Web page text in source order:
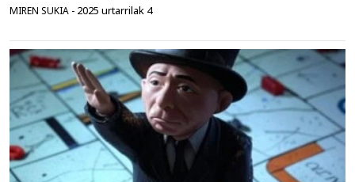
MIREN SUKIA - 2025 urtarrilak 4